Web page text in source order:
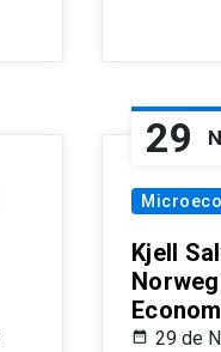
29
Kjell
29 de